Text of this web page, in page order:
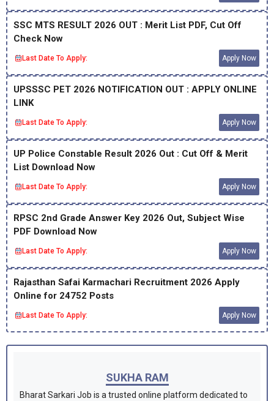
SSC MTS RESULT 2026 OUT : Merit List PDF, Cut Off
Check Now
Last Date To Apply: Apply Now
UPSSSC PET 2026 NOTIFICATION OUT : APPLY ONLINE
LINK
Last Date To Apply: Apply Now
UP Police Constable Result 2026 Out : Cut Off & Merit
List Download Now
Last Date To Apply: Apply Now
RPSC 2nd Grade Answer Key 2026 Out, Subject Wise
PDF Download Now
Last Date To Apply: Apply Now
Rajasthan Safai Karmachari Recruitment 2026 Apply
Online for 24752 Posts
Last Date To Apply: Apply Now
SUKHA RAM
Bharat Sarkari Job is a trusted online platform dedicated to